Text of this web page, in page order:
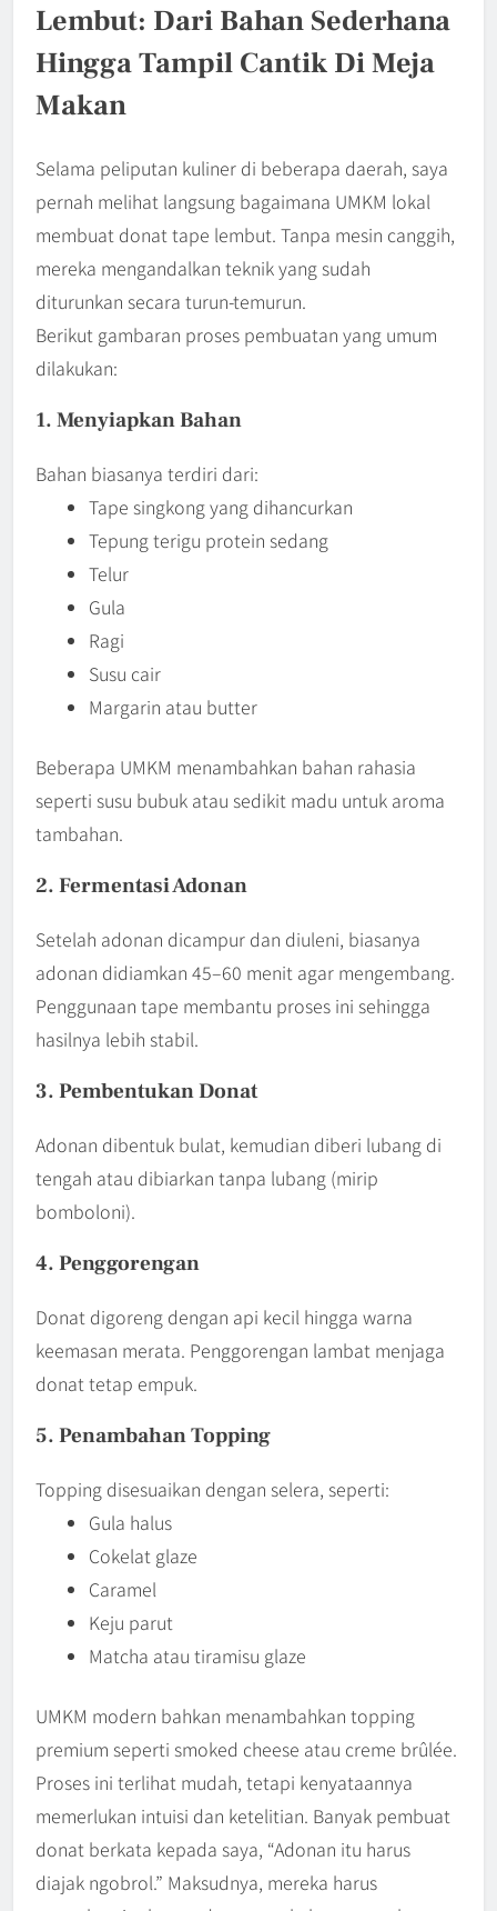
Lembut: Dari Bahan Sederhana
Hingga Tampil Cantik Di Meja
Makan
Selama peliputan kuliner di beberapa daerah, saya
pernah melihat langsung bagaimana UMKM lokal
membuat donat tape lembut. Tanpa mesin canggih,
mereka mengandalkan teknik yang sudah
diturunkan secara turun-temurun.
Berikut gambaran proses pembuatan yang umum
dilakukan:
1. Menyiapkan Bahan
Bahan biasanya terdiri dari:
Tape singkong yang dihancurkan
Tepung terigu protein sedang
Telur
Gula
Ragi
Susu cair
Margarin atau butter
Beberapa UMKM menambahkan bahan rahasia
seperti susu bubuk atau sedikit madu untuk aroma
tambahan.
2. Fermentasi Adonan
Setelah adonan dicampur dan diuleni, biasanya
adonan didiamkan 45–60 menit agar mengembang.
Penggunaan tape membantu proses ini sehingga
hasilnya lebih stabil.
3. Pembentukan Donat
Adonan dibentuk bulat, kemudian diberi lubang di
tengah atau dibiarkan tanpa lubang (mirip
bomboloni).
4. Penggorengan
Donat digoreng dengan api kecil hingga warna
keemasan merata. Penggorengan lambat menjaga
donat tetap empuk.
5. Penambahan Topping
Topping disesuaikan dengan selera, seperti:
Gula halus
Cokelat glaze
Caramel
Keju parut
Matcha atau tiramisu glaze
UMKM modern bahkan menambahkan topping
premium seperti smoked cheese atau creme brûlée.
Proses ini terlihat mudah, tetapi kenyataannya
memerlukan intuisi dan ketelitian. Banyak pembuat
donat berkata kepada saya, “Adonan itu harus
diajak ngobrol.” Maksudnya, mereka harus